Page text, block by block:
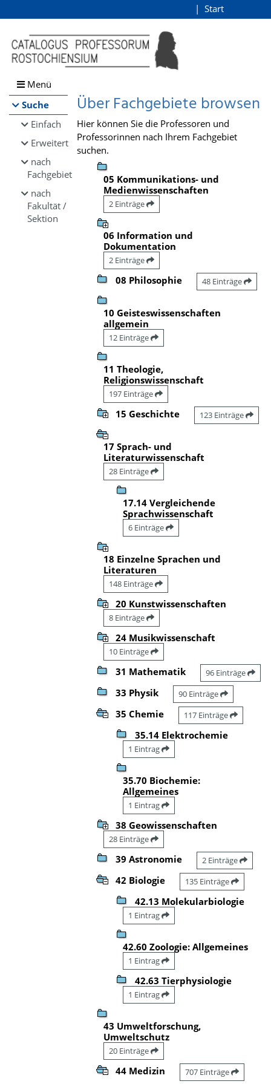
Browsen
direkt zum Inhalt
Start
Menü
Suche
Einfach
Erweitert
nach
Fachgebiet
nach
Fakultät /
Sektion
Über Fachgebiete browsen
Hier können Sie die Professoren und
Professorinnen nach Ihrem Fachgebiet
suchen.
05 Kommunikations- und
Medienwissenschaften
2 Einträge
06 Information und
Dokumentation
2 Einträge
08 Philosophie 48 Einträge
10 Geisteswissenschaften
allgemein
12 Einträge
11 Theologie,
Religionswissenschaft
197 Einträge
15 Geschichte 123 Einträge
17 Sprach- und
Literaturwissenschaft
28 Einträge
17.14 Vergleichende
Sprachwissenschaft
6 Einträge
18 Einzelne Sprachen und
Literaturen
148 Einträge
20 Kunstwissenschaften
8 Einträge
24 Musikwissenschaft
10 Einträge
31 Mathematik 96 Einträge
33 Physik 90 Einträge
35 Chemie 117 Einträge
35.14 Elektrochemie
1 Eintrag
35.70 Biochemie:
Allgemeines
1 Eintrag
38 Geowissenschaften
28 Einträge
39 Astronomie 2 Einträge
42 Biologie 135 Einträge
42.13 Molekularbiologie
1 Eintrag
42.60 Zoologie: Allgemeines
1 Eintrag
42.63 Tierphysiologie
1 Eintrag
43 Umweltforschung,
Umweltschutz
20 Einträge
44 Medizin 707 Einträge